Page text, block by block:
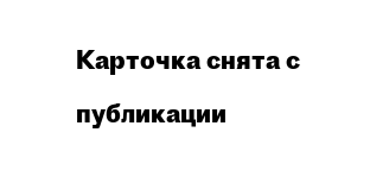
Карточка снята с
публикации